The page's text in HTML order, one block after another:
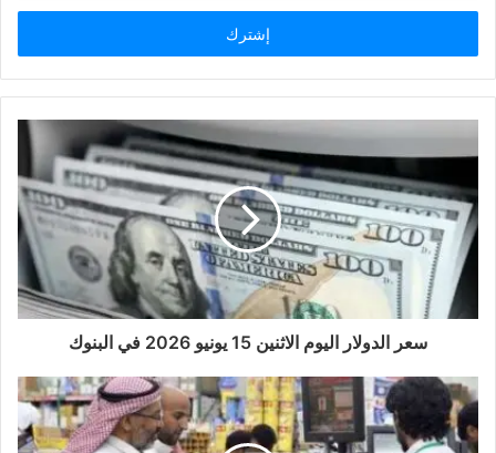
الإلكتروني
سعر الدولار اليوم الاثنين 15 يونيو 2026 في البنوك